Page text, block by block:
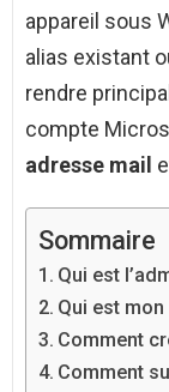
appareil sous
alias existant
rendre
compte
adresse mail
Sommaire
Qui est
Qui est
Comment
Comment